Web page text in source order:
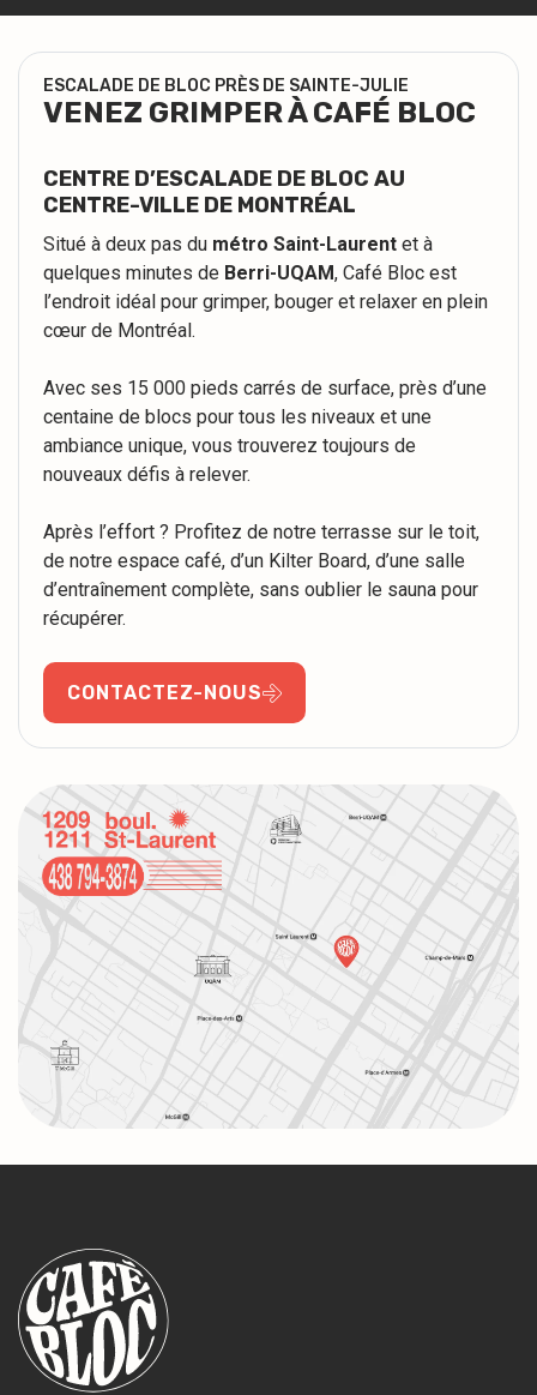
ESCALADE DE BLOC PRÈS DE SAINTE-JULIE
VENEZ GRIMPER À CAFÉ BLOC
CENTRE D’ESCALADE DE BLOC AU
CENTRE-VILLE DE MONTRÉAL
Situé à deux pas du métro Saint-Laurent et à
quelques minutes de Berri-UQAM, Café Bloc est
l’endroit idéal pour grimper, bouger et relaxer en plein
cœur de Montréal.
Avec ses 15 000 pieds carrés de surface, près d’une
centaine de blocs pour tous les niveaux et une
ambiance unique, vous trouverez toujours de
nouveaux défis à relever.
Après l’effort ? Profitez de notre terrasse sur le toit,
de notre espace café, d’un Kilter Board, d’une salle
d’entraînement complète, sans oublier le sauna pour
récupérer.
CONTACTEZ-NOUS